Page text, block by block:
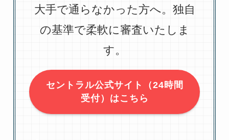
大手で通らなかった方へ。独自
の基準で柔軟に審査いたしま
す。
セントラル公式サイト（24時間
受付）はこちら